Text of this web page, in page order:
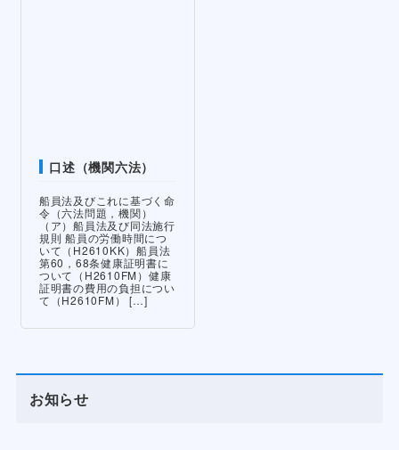
口述（機関六法）
船員法及びこれに基づく命
令（六法問題，機関）
（ア）船員法及び同法施行
規則 船員の労働時間につ
いて（H2610KK）船員法
第60，68条健康証明書に
ついて（H2610FM）健康
証明書の費用の負担につい
て（H2610FM） […]
お知らせ